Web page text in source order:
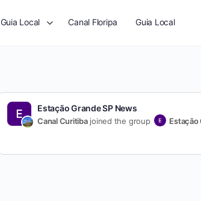
Guia Local Canal Floripa Guia Local
Estação Grande SP News
Canal Curitibajoined the group Estação